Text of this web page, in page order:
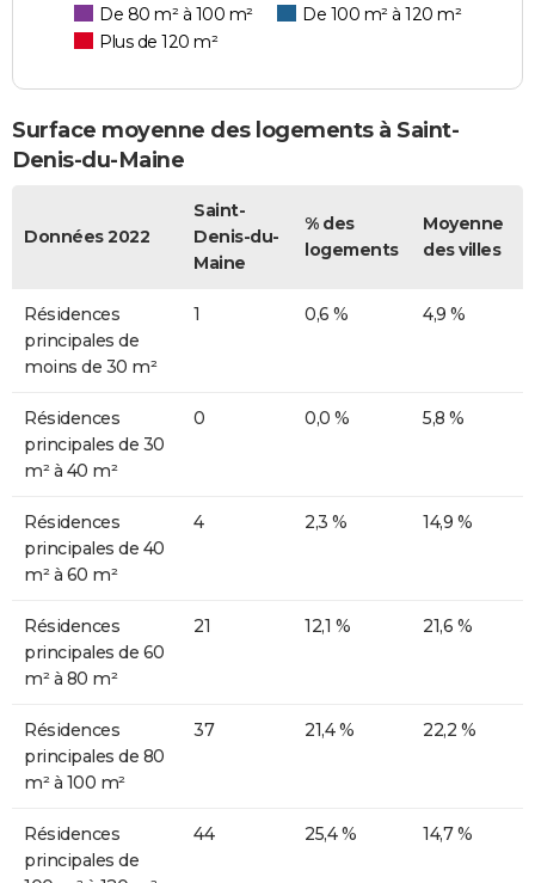
De 80 m² à 100 m²
De 100 m² à 120 m²
Plus de 120 m²
Surface moyenne des logements à Saint-
Denis-du-Maine
Données 2022
Saint-
Denis-du-
Maine
% des
logements
Moyenne
des villes
Résidences
principales de
moins de 30 m²
1 0,6 % 4,9 %
Résidences
principales de 30
m² à 40 m²
0 0,0 % 5,8 %
Résidences
principales de 40
m² à 60 m²
4 2,3 % 14,9 %
Résidences
principales de 60
m² à 80 m²
21 12,1 % 21,6 %
Résidences
principales de 80
m² à 100 m²
37 21,4 % 22,2 %
Résidences
principales de
44 25,4 % 14,7 %